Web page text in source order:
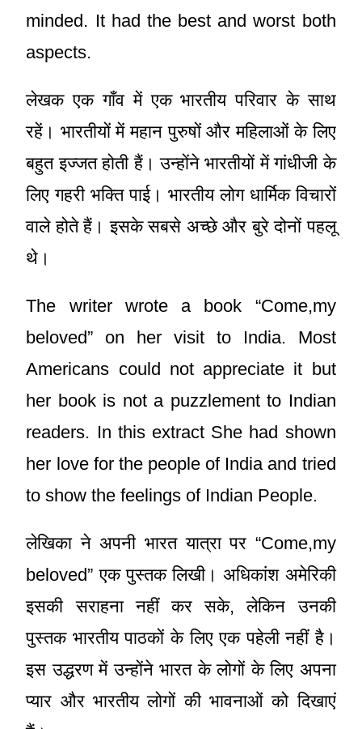
minded. It had the best and worst both
aspects.
लेखक एक गाँव में एक भारतीय परिवार के साथ
रहें। भारतीयों में महान पुरुषों और महिलाओं के लिए
बहुत इज्जत होती हैं। उन्होंने भारतीयों में गांधीजी के
लिए गहरी भक्ति पाई। भारतीय लोग धार्मिक विचारों
वाले होते हैं। इसके सबसे अच्छे और बुरे दोनों पहलू
थे।
The writer wrote a book “Come,my
beloved” on her visit to India. Most
Americans could not appreciate it but
her book is not a puzzlement to Indian
readers. In this extract She had shown
her love for the people of India and tried
to show the feelings of Indian People.
लेखिका ने अपनी भारत यात्रा पर “Come,my
beloved” एक पुस्तक लिखी। अधिकांश अमेरिकी
इसकी सराहना नहीं कर सके, लेकिन उनकी
पुस्तक भारतीय पाठकों के लिए एक पहेली नहीं है।
इस उद्धरण में उन्होंने भारत के लोगों के लिए अपना
प्यार और भारतीय लोगों की भावनाओं को दिखाएं